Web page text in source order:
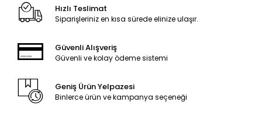
Hızlı Teslimat
Siparişleriniz en kısa sürede elinize ulaşır.
Güvenli Alışveriş
Güvenli ve kolay ödeme sistemi
Geniş Ürün Yelpazesi
Binlerce ürün ve kampanya seçeneği